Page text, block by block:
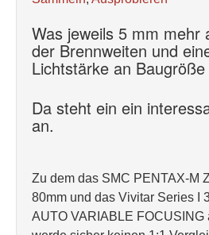
Was jeweils 5 mm mehr
der Brennweiten und
Lichtstärke an
Da steht ein ein
an.
Zu dem das SMC PENTAX-M
80mm und das Vivitar Series I
AUTO VARIABLE FOCUSING